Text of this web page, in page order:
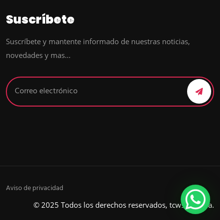
Suscríbete
Suscríbete y mantente informado de nuestras noticias,
novedades y mas…
Aviso de privacidad
© 2025 Todos los derechos reservados, tcws agencia.